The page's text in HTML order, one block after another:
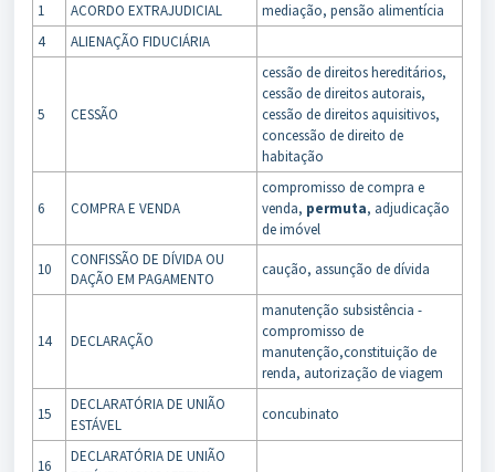
1 ACORDO EXTRAJUDICIAL
mediação, pensão alimentícia
4
ALIENAÇÃO FIDUCIÁRIA
5 CESSÃO
cessão de direitos hereditários,
cessão de direitos autorais,
cessão de direitos aquisitivos,
concessão de direito de
habitação
6 COMPRA E VENDA
compromisso de compra e
venda, permuta, adjudicação
de imóvel
10
CONFISSÃO DE DÍVIDA OU
DAÇÃO EM PAGAMENTO
caução, assunção de dívida
14 DECLARAÇÃO
manutenção subsistência -
compromisso de
manutenção,constituição de
renda, autorização de viagem
15
DECLARATÓRIA DE UNIÃO
ESTÁVEL
concubinato
16
DECLARATÓRIA DE UNIÃO